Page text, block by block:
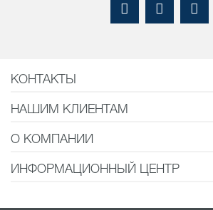
КОНТАКТЫ
НАШИМ КЛИЕНТАМ
О КОМПАНИИ
ИНФОРМАЦИОННЫЙ ЦЕНТР